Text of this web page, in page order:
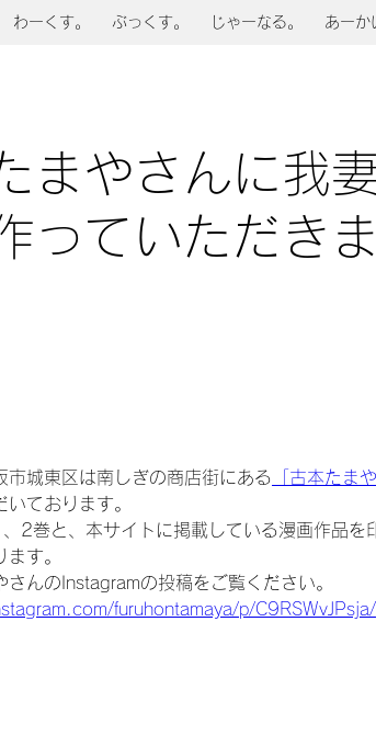
わーくす。 ぶっくす。 じゃーなる。 あーか
まやさんに我
っていただきま
市城東区は南しぎの商店街にある 「古本たまや
ております。
、2巻と、本サイトに掲載している漫画作品を
す。
さんのInstagramの投稿をご覧ください。
furuhontamaya/p/C9RSWvJPsja/